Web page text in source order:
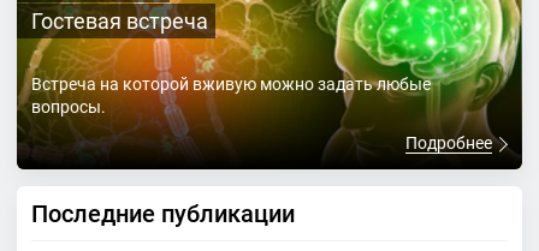
Гостевая встреча
Встреча на которой вживую можно задать любые
вопросы.
Подробнее
Последние публикации